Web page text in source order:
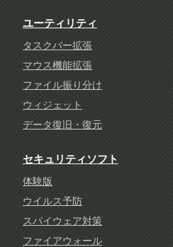
ユーティリティ
タスクバー拡張
マウス機能拡張
ファイル振り分け
ウィジェット
データ復旧・復元
セキュリティソフト
体験版
ウイルス予防
スパイウェア対策
ファイアウォール